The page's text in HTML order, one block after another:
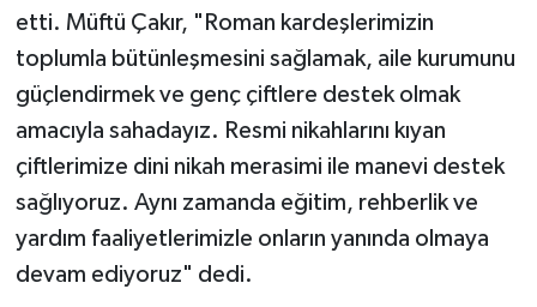
etti. Müftü Çakır, "Roman kardeşlerimizin
toplumla bütünleşmesini sağlamak, aile kurumunu
güçlendirmek ve genç çiftlere destek olmak
amacıyla sahadayız. Resmi nikahlarını kıyan
çiftlerimize dini nikah merasimi ile manevi destek
sağlıyoruz. Aynı zamanda eğitim, rehberlik ve
yardım faaliyetlerimizle onların yanında olmaya
devam ediyoruz" dedi.